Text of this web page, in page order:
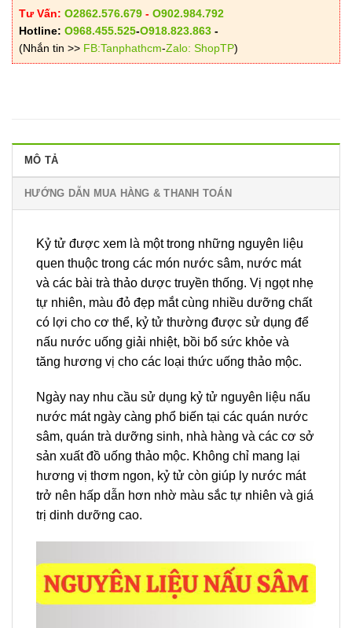
Tư Vấn: O2862.576.679 - O902.984.792
Hotline: O968.455.525-O918.823.863 -
(Nhắn tin >> FB:Tanphathcm-Zalo: ShopTP)
MÔ TẢ
HƯỚNG DẪN MUA HÀNG & THANH TOÁN
Kỷ tử được xem là một trong những nguyên liệu
quen thuộc trong các món nước sâm, nước mát
và các bài trà thảo dược truyền thống. Vị ngọt nhẹ
tự nhiên, màu đỏ đẹp mắt cùng nhiều dưỡng chất
có lợi cho cơ thể, kỷ tử thường được sử dụng để
nấu nước uống giải nhiệt, bồi bổ sức khỏe và
tăng hương vị cho các loại thức uống thảo mộc.
Ngày nay nhu cầu sử dụng kỷ tử nguyên liệu nấu
nước mát ngày càng phổ biến tại các quán nước
sâm, quán trà dưỡng sinh, nhà hàng và các cơ sở
sản xuất đồ uống thảo mộc. Không chỉ mang lại
hương vị thơm ngon, kỷ tử còn giúp ly nước mát
trở nên hấp dẫn hơn nhờ màu sắc tự nhiên và giá
trị dinh dưỡng cao.